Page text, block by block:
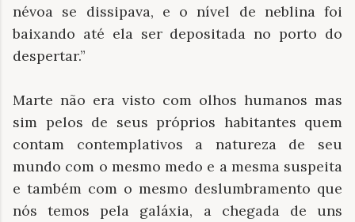
névoa se dissipava, e o nível de neblina foi
baixando até ela ser depositada no porto do
despertar.”
Marte não era visto com olhos humanos mas
sim pelos de seus próprios habitantes quem
contam contemplativos a natureza de seu
mundo com o mesmo medo e a mesma suspeita
e também com o mesmo deslumbramento que
nós temos pela galáxia, a chegada de uns